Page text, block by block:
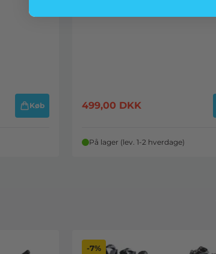
Køb 499,00 DKK
På lager (lev. 1-2 hverdage)
-7%